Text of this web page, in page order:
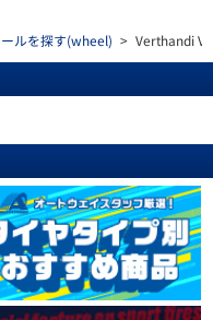
ルを探す(wheel) > Verthandi